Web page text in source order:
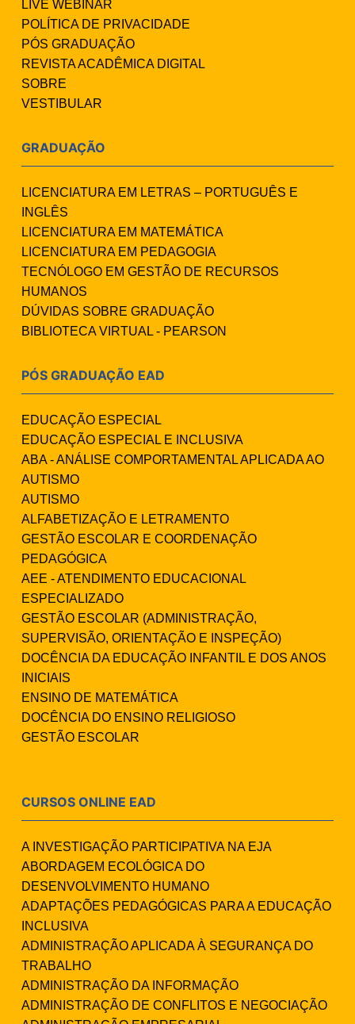
LIVE WEBINAR
POLÍTICA DE PRIVACIDADE
PÓS GRADUAÇÃO
REVISTA ACADÊMICA DIGITAL
SOBRE
VESTIBULAR
GRADUAÇÃO
LICENCIATURA EM LETRAS – PORTUGUÊS E
INGLÊS
LICENCIATURA EM MATEMÁTICA
LICENCIATURA EM PEDAGOGIA
TECNÓLOGO EM GESTÃO DE RECURSOS
HUMANOS
DÚVIDAS SOBRE GRADUAÇÃO
BIBLIOTECA VIRTUAL - PEARSON
PÓS GRADUAÇÃO EAD
EDUCAÇÃO ESPECIAL
EDUCAÇÃO ESPECIAL E INCLUSIVA
ABA - ANÁLISE COMPORTAMENTAL APLICADA AO
AUTISMO
AUTISMO
ALFABETIZAÇÃO E LETRAMENTO
GESTÃO ESCOLAR E COORDENAÇÃO
PEDAGÓGICA
AEE - ATENDIMENTO EDUCACIONAL
ESPECIALIZADO
GESTÃO ESCOLAR (ADMINISTRAÇÃO,
SUPERVISÃO, ORIENTAÇÃO E INSPEÇÃO)
DOCÊNCIA DA EDUCAÇÃO INFANTIL E DOS ANOS
INICIAIS
ENSINO DE MATEMÁTICA
DOCÊNCIA DO ENSINO RELIGIOSO
GESTÃO ESCOLAR
CURSOS ONLINE EAD
A INVESTIGAÇÃO PARTICIPATIVA NA EJA
ABORDAGEM ECOLÓGICA DO
DESENVOLVIMENTO HUMANO
ADAPTAÇÕES PEDAGÓGICAS PARA A EDUCAÇÃO
INCLUSIVA
ADMINISTRAÇÃO APLICADA À SEGURANÇA DO
TRABALHO
ADMINISTRAÇÃO DA INFORMAÇÃO
ADMINISTRAÇÃO DE CONFLITOS E NEGOCIAÇÃO